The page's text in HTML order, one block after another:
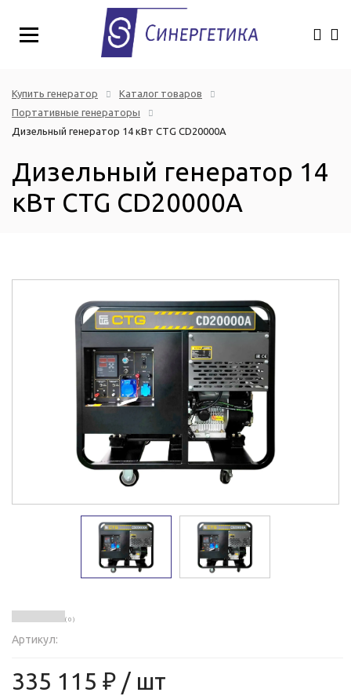
Купить генератор
Каталог товаров
Портативные генераторы
Дизельный генератор 14 кВт CTG CD20000A
Дизельный генератор 14
кВт CTG CD20000A
( 0 )
Артикул:
335 115 ₽ / шт